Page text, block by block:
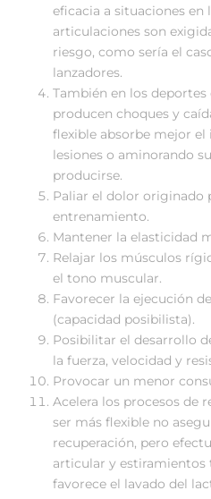
eficacia a situaciones en
articulaciones son
riesgo, como sería el
lanzadores.
También en los
producen choques y
flexible absorbe mejor
lesiones o aminorando
producirse.
Paliar el dolor originado
entrenamiento.
Mantener la elasticidad
Relajar los músculos
el tono muscular.
Favorecer la ejecución
(capacidad posibilista).
Posibilitar el desarrollo
la fuerza, velocidad y
Provocar un menor
Acelera los procesos de
ser más flexible no
recuperación, pero
articular y estiramientos
favorece el lavado del